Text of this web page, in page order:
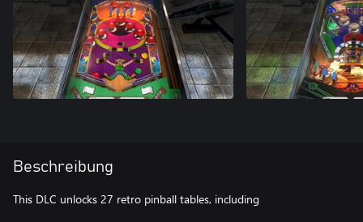
Beschreibung
This DLC unlocks 27 retro pinball tables, including